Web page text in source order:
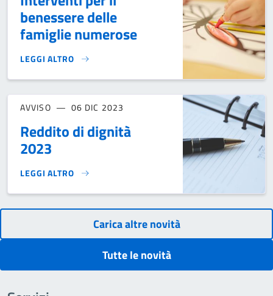
benessere delle
famiglie numerose
LEGGI ALTRO
INTERVENTI PER IL BENESSERE DELLE FAMIGLIE
AVVISO 06 DIC 2023
Reddito di dignità
2023
LEGGI ALTRO
REDDITO DI DIGNITÀ 2023}
Carica altre novità
Tutte le novità